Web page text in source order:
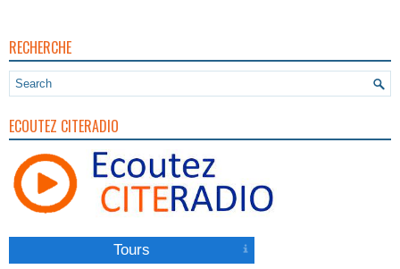
RECHERCHE
ECOUTEZ CITERADIO
Tours